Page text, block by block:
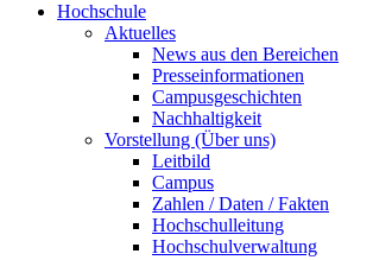
Hochschule
Aktuelles
News aus den Bereichen
Presseinformationen
Campusgeschichten
Nachhaltigkeit
Vorstellung (Über uns)
Leitbild
Campus
Zahlen / Daten / Fakten
Hochschulleitung
Hochschulverwaltung